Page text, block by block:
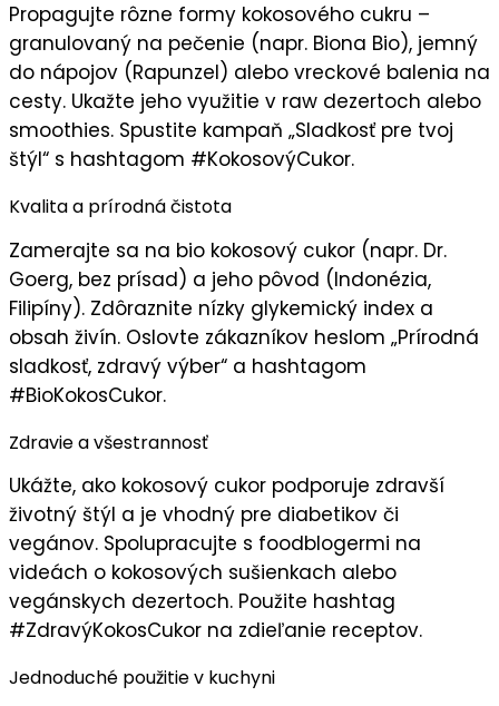
Propagujte rôzne formy kokosového cukru –
granulovaný na pečenie (napr. Biona Bio), jemný
do nápojov (Rapunzel) alebo vreckové balenia na
cesty. Ukažte jeho využitie v raw dezertoch alebo
smoothies. Spustite kampaň „Sladkosť pre tvoj
štýl“ s hashtagom #KokosovýCukor.
Kvalita a prírodná čistota
Zamerajte sa na bio kokosový cukor (napr. Dr.
Goerg, bez prísad) a jeho pôvod (Indonézia,
Filipíny). Zdôraznite nízky glykemický index a
obsah živín. Oslovte zákazníkov heslom „Prírodná
sladkosť, zdravý výber“ a hashtagom
#BioKokosCukor.
Zdravie a všestrannosť
Ukážte, ako kokosový cukor podporuje zdravší
životný štýl a je vhodný pre diabetikov či
vegánov. Spolupracujte s foodblogermi na
videách o kokosových sušienkach alebo
vegánskych dezertoch. Použite hashtag
#ZdravýKokosCukor na zdieľanie receptov.
Jednoduché použitie v kuchyni